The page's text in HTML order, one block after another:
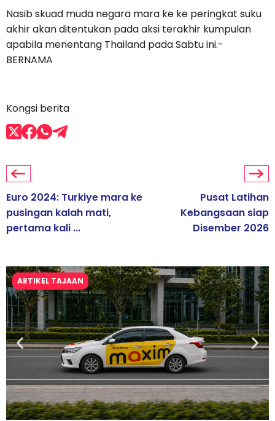
Nasib skuad muda negara mara ke ke peringkat suku
akhir akan ditentukan pada aksi terakhir kumpulan
apabila menentang Thailand pada Sabtu ini.-
BERNAMA
Kongsi berita
Euro 2024: Turkiye mara ke
pusingan kalah mati,
pertama kali ...
Pusat Latihan
Kebangsaan siap
Disember 2026
ARTIKEL TAJAAN